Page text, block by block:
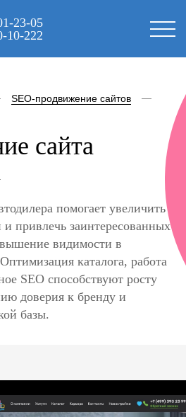
23-05
10-222
SEO-продвижение сайтов
сайта
помогает увеличить
привлечь заинтересованных
видимости в
каталога, работа
SEO способствуют росту
доверия к бренду и
базы.